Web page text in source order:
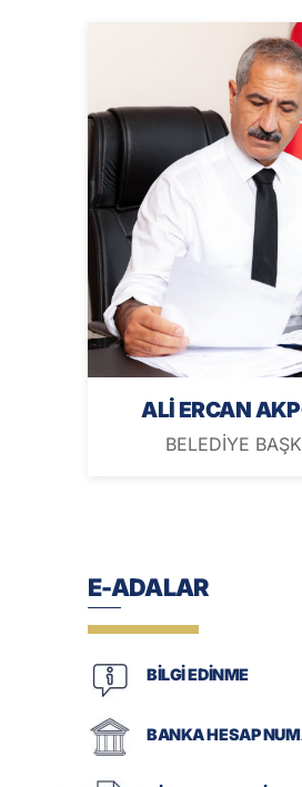
ALİ ERCAN
BELEDİYE
E-ADALAR
BİLGİ EDİNME
BANKA HESAP